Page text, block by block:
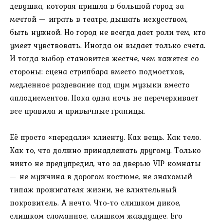
девушка, которая пришла в большой город за
мечтой — играть в театре, дышать искусством,
быть нужной. Но город не всегда дает роли тем, кто
умеет чувствовать. Иногда он выдает только счета.
И тогда выбор становится жестче, чем кажется со
стороны: сцена стрипбара вместо подмостков,
медленное раздевание под шум музыки вместо
аплодисментов. Пока одна ночь не перечеркивает
все правила и привычные границы.
Её просто «передали» клиенту. Как вещь. Как тело.
Как то, что должно принадлежать другому. Только
никто не предупредил, что за дверью VIP-комнаты
— не мужчина в дорогом костюме, не знакомый
типаж прожигателя жизни, не влиятельный
покровитель. А нечто. Что-то слишком дикое,
слишком сломанное, слишком жаждущее. Его